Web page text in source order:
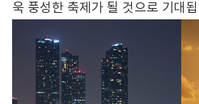
욱 풍성한 축제가 될 것으로 기대